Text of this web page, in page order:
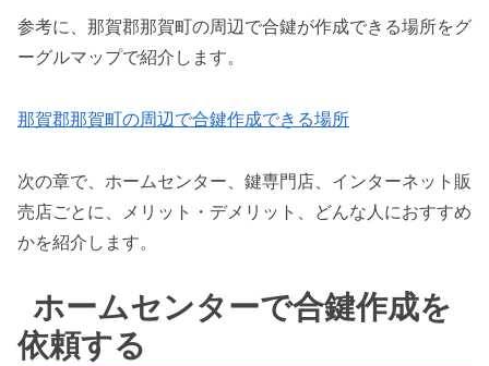
参考に、那賀郡那賀町の周辺で合鍵が作成できる場所をグ
ーグルマップで紹介します。
那賀郡那賀町の周辺で合鍵作成できる場所
次の章で、ホームセンター、鍵専門店、インターネット販
売店ごとに、メリット・デメリット、どんな人におすすめ
かを紹介します。
ホームセンターで合鍵作成を
依頼する